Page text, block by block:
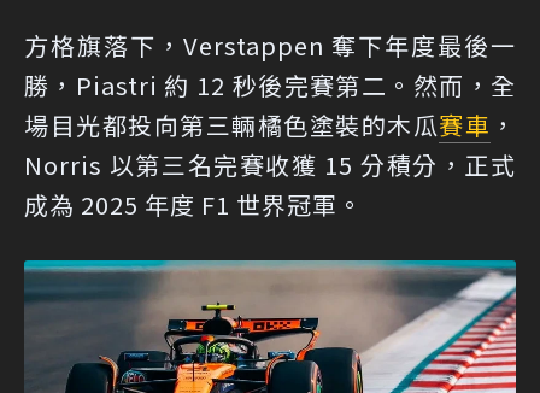
方格旗落下，Verstappen 奪下年度最後一
勝，Piastri 約 12 秒後完賽第二。然而，全
場目光都投向第三輛橘色塗裝的木瓜賽車 ，
Norris 以第三名完賽收獲 15 分積分，正式
成為 2025 年度 F1 世界冠軍。